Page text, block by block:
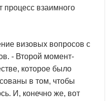
взаимного
визовых вопросов с
- Второй момент-
которое было
в том, чтобы
И, конечно же, вот